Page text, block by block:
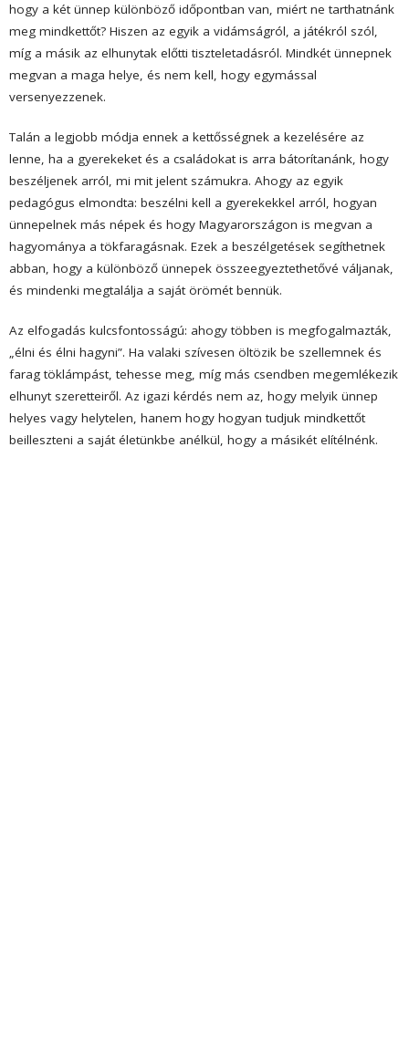
hogy a két ünnep különböző időpontban van, miért ne tarthatnánk
meg mindkettőt? Hiszen az egyik a vidámságról, a játékról szól,
míg a másik az elhunytak előtti tiszteletadásról. Mindkét ünnepnek
megvan a maga helye, és nem kell, hogy egymással
versenyezzenek.
Talán a legjobb módja ennek a kettősségnek a kezelésére az
lenne, ha a gyerekeket és a családokat is arra bátorítanánk, hogy
beszéljenek arról, mi mit jelent számukra. Ahogy az egyik
pedagógus elmondta: beszélni kell a gyerekekkel arról, hogyan
ünnepelnek más népek és hogy Magyarországon is megvan a
hagyománya a tökfaragásnak. Ezek a beszélgetések segíthetnek
abban, hogy a különböző ünnepek összeegyeztethetővé váljanak,
és mindenki megtalálja a saját örömét bennük.
Az elfogadás kulcsfontosságú: ahogy többen is megfogalmazták,
„élni és élni hagyni”. Ha valaki szívesen öltözik be szellemnek és
farag töklámpást, tehesse meg, míg más csendben megemlékezik
elhunyt szeretteiről. Az igazi kérdés nem az, hogy melyik ünnep
helyes vagy helytelen, hanem hogy hogyan tudjuk mindkettőt
beilleszteni a saját életünkbe anélkül, hogy a másikét elítélnénk.